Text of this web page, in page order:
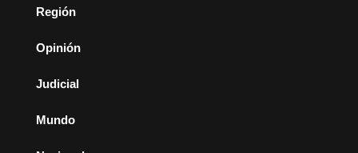
Región
Opinión
Judicial
Mundo